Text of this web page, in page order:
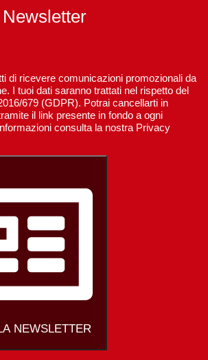
di ricevere comunicazioni promozionali da
I tuoi dati saranno trattati nel rispetto del
679 (GDPR). Potrai cancellarti in
il link presente in fondo a ogni
consulta la nostra Privacy
NEWSLETTER